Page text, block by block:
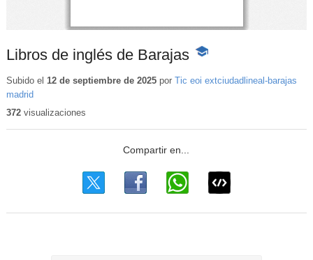
Libros de inglés de Barajas -
educativo
Subido el 12 de septiembre de 2025por Tic eoi extciudadlineal-barajas
madrid
372visualizaciones